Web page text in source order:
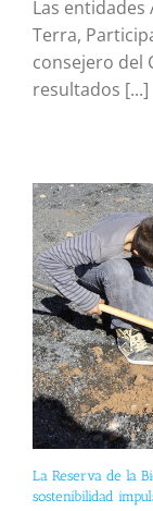
Las entidades
Terra,
consejero del
resultados [...]
La Reserva de la
sostenibilidad